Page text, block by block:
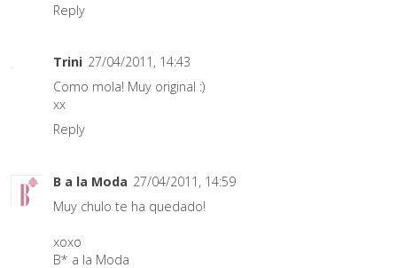
Reply
Trini 27/04/2011, 14:43
Como mola! Muy original :)
xx
Reply
B a la Moda 27/04/2011, 14:59
Muy chulo te ha quedado!
xoxo
B* a la Moda